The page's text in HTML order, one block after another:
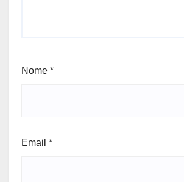
Nome *
Email *